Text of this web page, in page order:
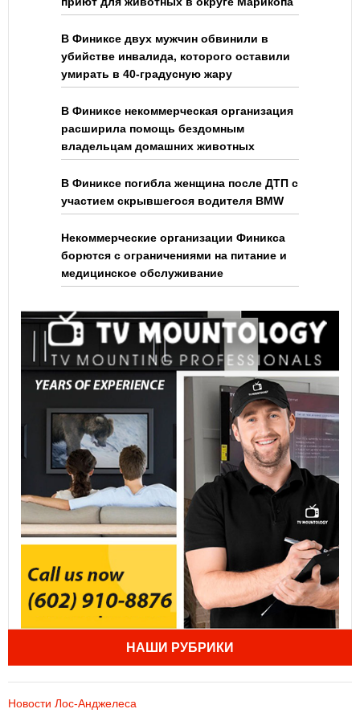
В Финиксе двух мужчин обвинили в
убийстве инвалида, которого оставили
умирать в 40-градусную жару
В Финиксе некоммерческая организация
расширила помощь бездомным
владельцам домашних животных
В Финиксе погибла женщина после ДТП с
участием скрывшегося водителя BMW
Некоммерческие организации Финикса
борются с ограничениями на питание и
медицинское обслуживание
НАШИ РУБРИКИ
Новости Лос-Анджелеса